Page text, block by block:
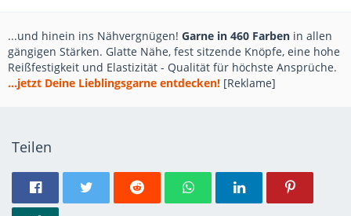
...und hinein ins Nähvergnügen! Garne in 460 Farben in allen
gängigen Stärken. Glatte Nähe, fest sitzende Knöpfe, eine hohe
Reißfestigkeit und Elastizität - Qualität für höchste Ansprüche.
...jetzt Deine Lieblingsgarne entdecken! [Reklame]
Teilen